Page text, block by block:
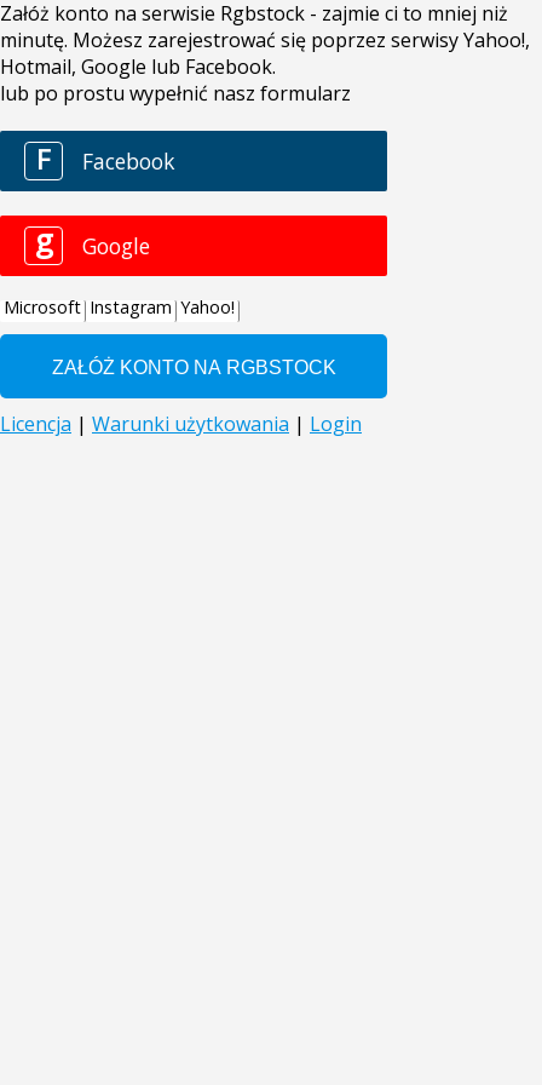
Załóż konto na serwisie Rgbstock - zajmie ci to mniej niż
minutę. Możesz zarejestrować się poprzez serwisy Yahoo!,
Hotmail, Google lub Facebook.
lub po prostu wypełnić nasz formularz
F Facebook
g Google
Microsoft Instagram Yahoo!
Licencja | Warunki użytkowania | Login